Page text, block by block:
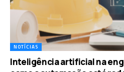
NOTÍCIAS
Inteligência artificial na